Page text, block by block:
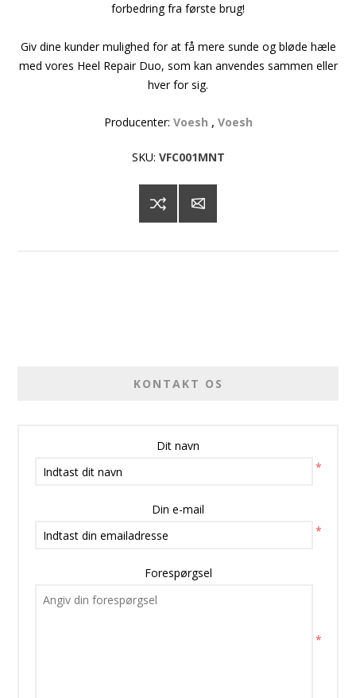
forbedring fra første brug!
Giv dine kunder mulighed for at få mere sunde og bløde hæle
med vores Heel Repair Duo, som kan anvendes sammen eller
hver for sig.
Producenter: Voesh , Voesh
SKU: VFC001MNT
KONTAKT OS
Dit navn
*
Din e-mail
*
Forespørgsel
*